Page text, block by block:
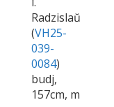
Radzislaŭ
(VH25-
039-
0084)
budj,
157cm, m